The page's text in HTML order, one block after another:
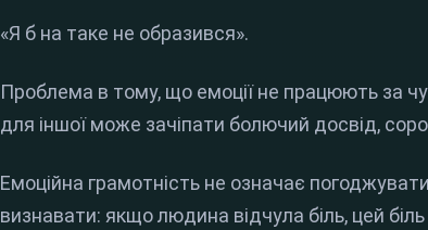
«Я б на таке не образився».
Проблема в тому, що емоції не працюють за
для іншої може зачіпати болючий досвід,
Емоційна грамотність не означає
визнавати: якщо людина відчула біль, цей